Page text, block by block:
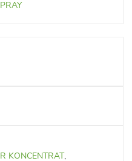
KONCENTRAT ,